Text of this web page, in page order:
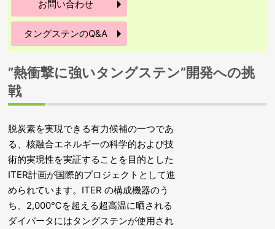
お問い合わせ
タングステンのQ&A
”熱衝撃に強いタングステン”開発への挑
戦
脱炭素を実現できる有力候補の一つであ
る、核融合エネルギーの科学的および技
術的実現性を実証することを目的とした
ITER計画が国際的プロジェクトとして進
められています。ITER の構成機器のう
ち、2,000℃を超える超高温に晒される
ダイバータにはタングステンが使用され